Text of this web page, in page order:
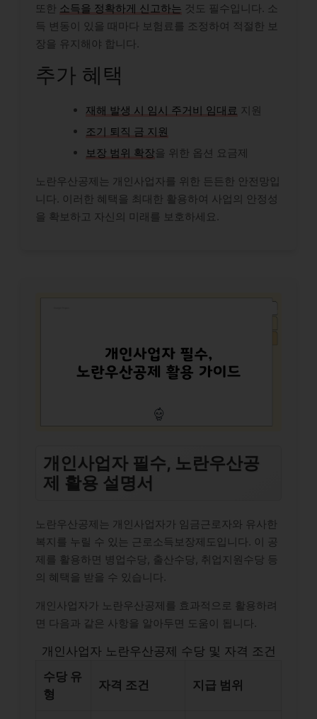
또한 소득을 정확하게 신고하는 것도 필수입니다. 소
득 변동이 있을 때마다 보험료를 조정하여 적절한 보
장을 유지해야 합니다.
추가 혜택
재해 발생 시 임시 주거비 임대료 지원
조기 퇴직 금 지원
보장 범위 확장을 위한 옵션 요금제
노란우산공제는 개인사업자를 위한 든든한 안전망입
니다. 이러한 혜택을 최대한 활용하여 사업의 안정성
을 확보하고 자신의 미래를 보호하세요.
개인사업자 필수, 노란우산공
제 활용 설명서
노란우산공제는 개인사업자가 임금근로자와 유사한
복지를 누릴 수 있는 근로소득보장제도입니다. 이 공
제를 활용하면 병업수당, 출산수당, 취업지원수당 등
의 혜택을 받을 수 있습니다.
개인사업자가 노란우산공제를 효과적으로 활용하려
면 다음과 같은 사항을 알아두면 도움이 됩니다.
개인사업자 노란우산공제 수당 및 자격 조건
수당 유
형
자격 조건 지급 범위